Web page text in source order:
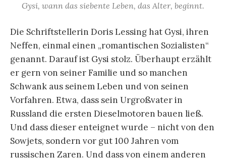
Gysi, wann das siebente Leben, das Alter, beginnt.
Die Schriftstellerin Doris Lessing hat Gysi, ihren
Neffen, einmal einen „romantischen Sozialisten“
genannt. Darauf ist Gysi stolz. Überhaupt erzählt
er gern von seiner Familie und so manchen
Schwank aus seinem Leben und von seinen
Vorfahren. Etwa, dass sein Urgroßvater in
Russland die ersten Dieselmotoren bauen ließ.
Und dass dieser enteignet wurde – nicht von den
Sowjets, sondern vor gut 100 Jahren vom
russischen Zaren. Und dass von einem anderen